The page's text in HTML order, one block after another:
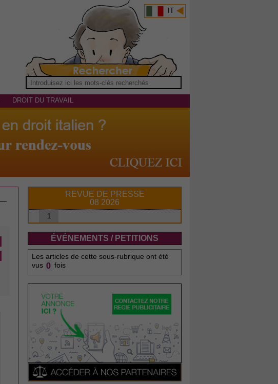
IT
DROIT DU TRAVAIL
REVUE DE PRESSE
08 2026
1
ÉVÉNEMENTS / PETITIONS
Les articles de cette sous-rubrique ont été
vus 0 fois